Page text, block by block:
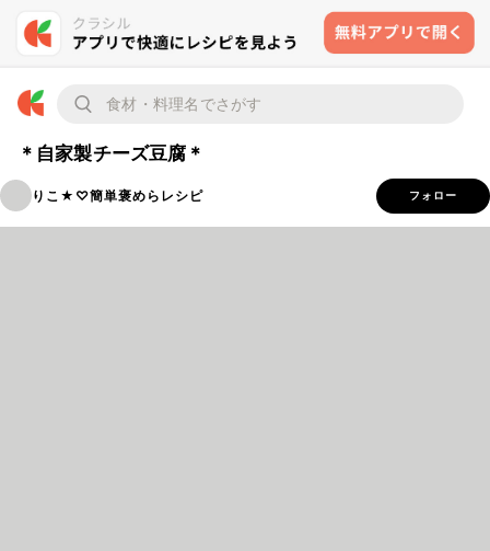
＊自家製チーズ豆腐＊
りこ★♡簡単褒めらレシピ フォロー